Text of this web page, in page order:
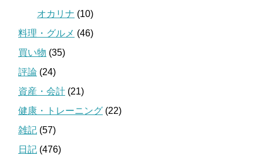
オカリナ (10)
料理・グルメ (46)
買い物 (35)
評論 (24)
資産・会計 (21)
健康・トレーニング (22)
雑記 (57)
日記 (476)